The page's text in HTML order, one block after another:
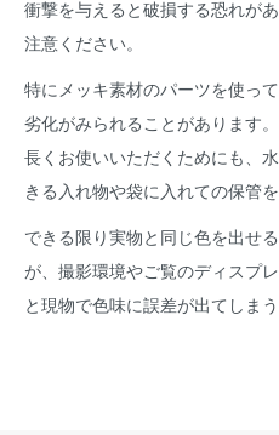
衝撃を与えると破損する恐れが
注意ください。
特にメッキ素材のパーツを使っ
劣化がみられることがあります。
長くお使いいただくためにも、
きる入れ物や袋に入れての保管
できる限り実物と同じ色を出せ
が、撮影環境やご覧のディスプ
と現物で色味に誤差が出てしま